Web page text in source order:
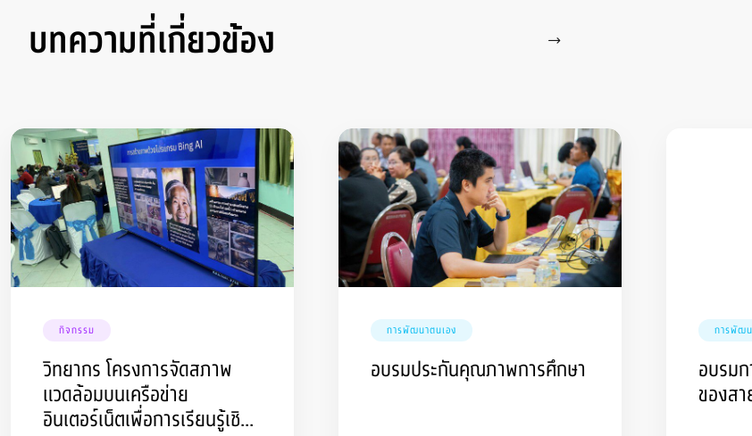
บทความที่เกี่ยวข้อง
กิจกรรม
วิทยากร โครงการจัดสภาพ
แวดล้อมบนเครือข่าย
อินเตอร์เน็ตเพื่อการเรียนรู้เชิง
การพัฒนาตนเอง
อบรมประกันคุณภาพการศึกษา
การพัฒ
อบรมก
ของส